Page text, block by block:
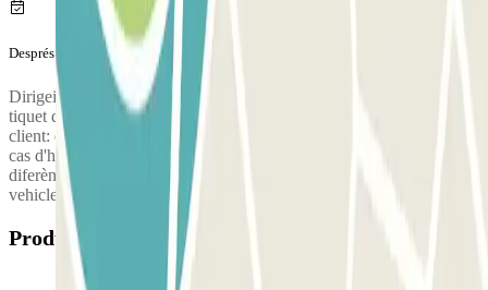
Després del teu viatge
Dirigeix-te a la cabina de control (o caixer automàtic) per validar el
tiquet que vas agafar a l'entrada.
client: en frente de la terminal en la zona de de llegadas.
cas d'haver superat el temps de la teva reserva hauràs d'abonar la
diferència al pàrquing. Després, condueix fins la sortida amb el teu
vehicle i utilitza aquest tiquet per obrir la barrera.
Productes disponibles